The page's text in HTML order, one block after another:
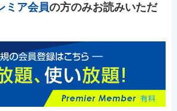
ミア会員の方のみお読みいただ